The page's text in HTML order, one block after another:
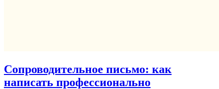
Сопроводительное письмо: как
написать профессионально